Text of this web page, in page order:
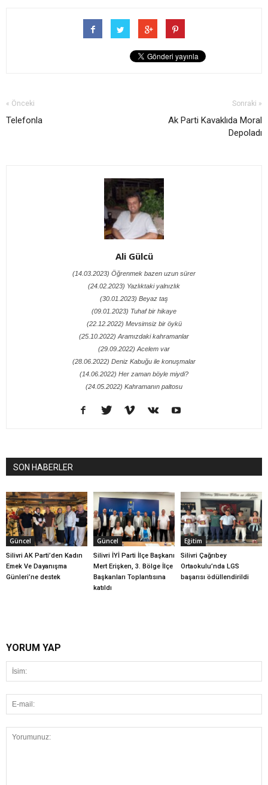
« Önceki
Telefonla
Sonraki »
Ak Parti Kavaklıda Moral
Depoladı
Ali Gülcü
(14.03.2023) Öğrenmek bazen uzun sürer
(24.02.2023) Yazlıktaki yalnızlık
(30.01.2023) Beyaz taş
(09.01.2023) Tuhaf bir hikaye
(22.12.2022) Mevsimsiz bir öykü
(25.10.2022) Aramızdaki kahramanlar
(29.09.2022) Acelem var
(28.06.2022) Deniz Kabuğu ile konuşmalar
(14.06.2022) Her zaman böyle miydi?
(24.05.2022) Kahramanın paltosu
SON HABERLER
Güncel
Silivri AK Parti’den Kadın
Emek Ve Dayanışma
Günleri’ne destek
Güncel
Silivri İYİ Parti İlçe Başkanı
Mert Erişken, 3. Bölge İlçe
Başkanları Toplantısına
katıldı
Eğitim
Silivri Çağrıbey
Ortaokulu’nda LGS
başarısı ödüllendirildi
YORUM YAP